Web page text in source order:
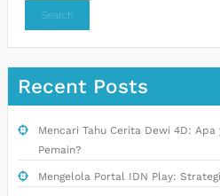
Search
Recent Posts
Mencari Tahu Cerita Dewi 4D:
Pemain?
Mengelola Portal IDN Play: